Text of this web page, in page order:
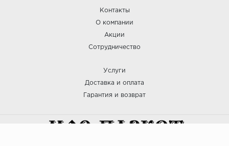
Контакты
О компании
Акции
Сотрудничество
Услуги
Доставка и оплата
Гарантия и возврат